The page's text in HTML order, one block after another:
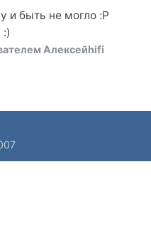
и быть не могло :P
:)
Алексейhifi